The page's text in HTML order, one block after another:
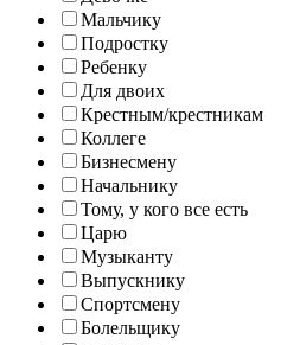
Мальчику
Подростку
Ребенку
Для двоих
Крестным/крестникам
Коллеге
Бизнесмену
Начальнику
Тому, у кого все есть
Царю
Музыканту
Выпускнику
Спортсмену
Болельщику